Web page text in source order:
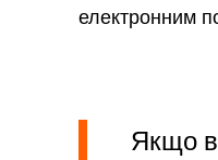
електронним
Якщо